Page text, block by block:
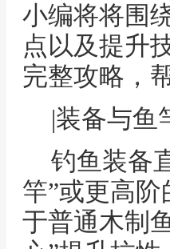
小编将将围
点以及提升
完整攻略，
|装备与鱼
钓鱼装备
竿”或更高
于普通木制